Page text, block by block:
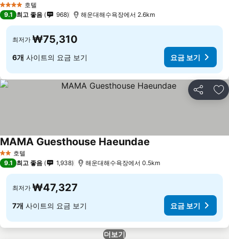
4 성급 호텔
9.1 최고 좋음 968 해운대해수욕장에서 2.6km
최저가 ₩75,310
6개 사이트의 요금 보기 요금 보기
공유 즐
2 성급호텔
MAMA Guesthouse Haeundae
9.1 최고 좋음 1,938 해운대해수욕장에서 0.5km
최저가 ₩47,327
7개 사이트의 요금 보기 요금 보기
더보기